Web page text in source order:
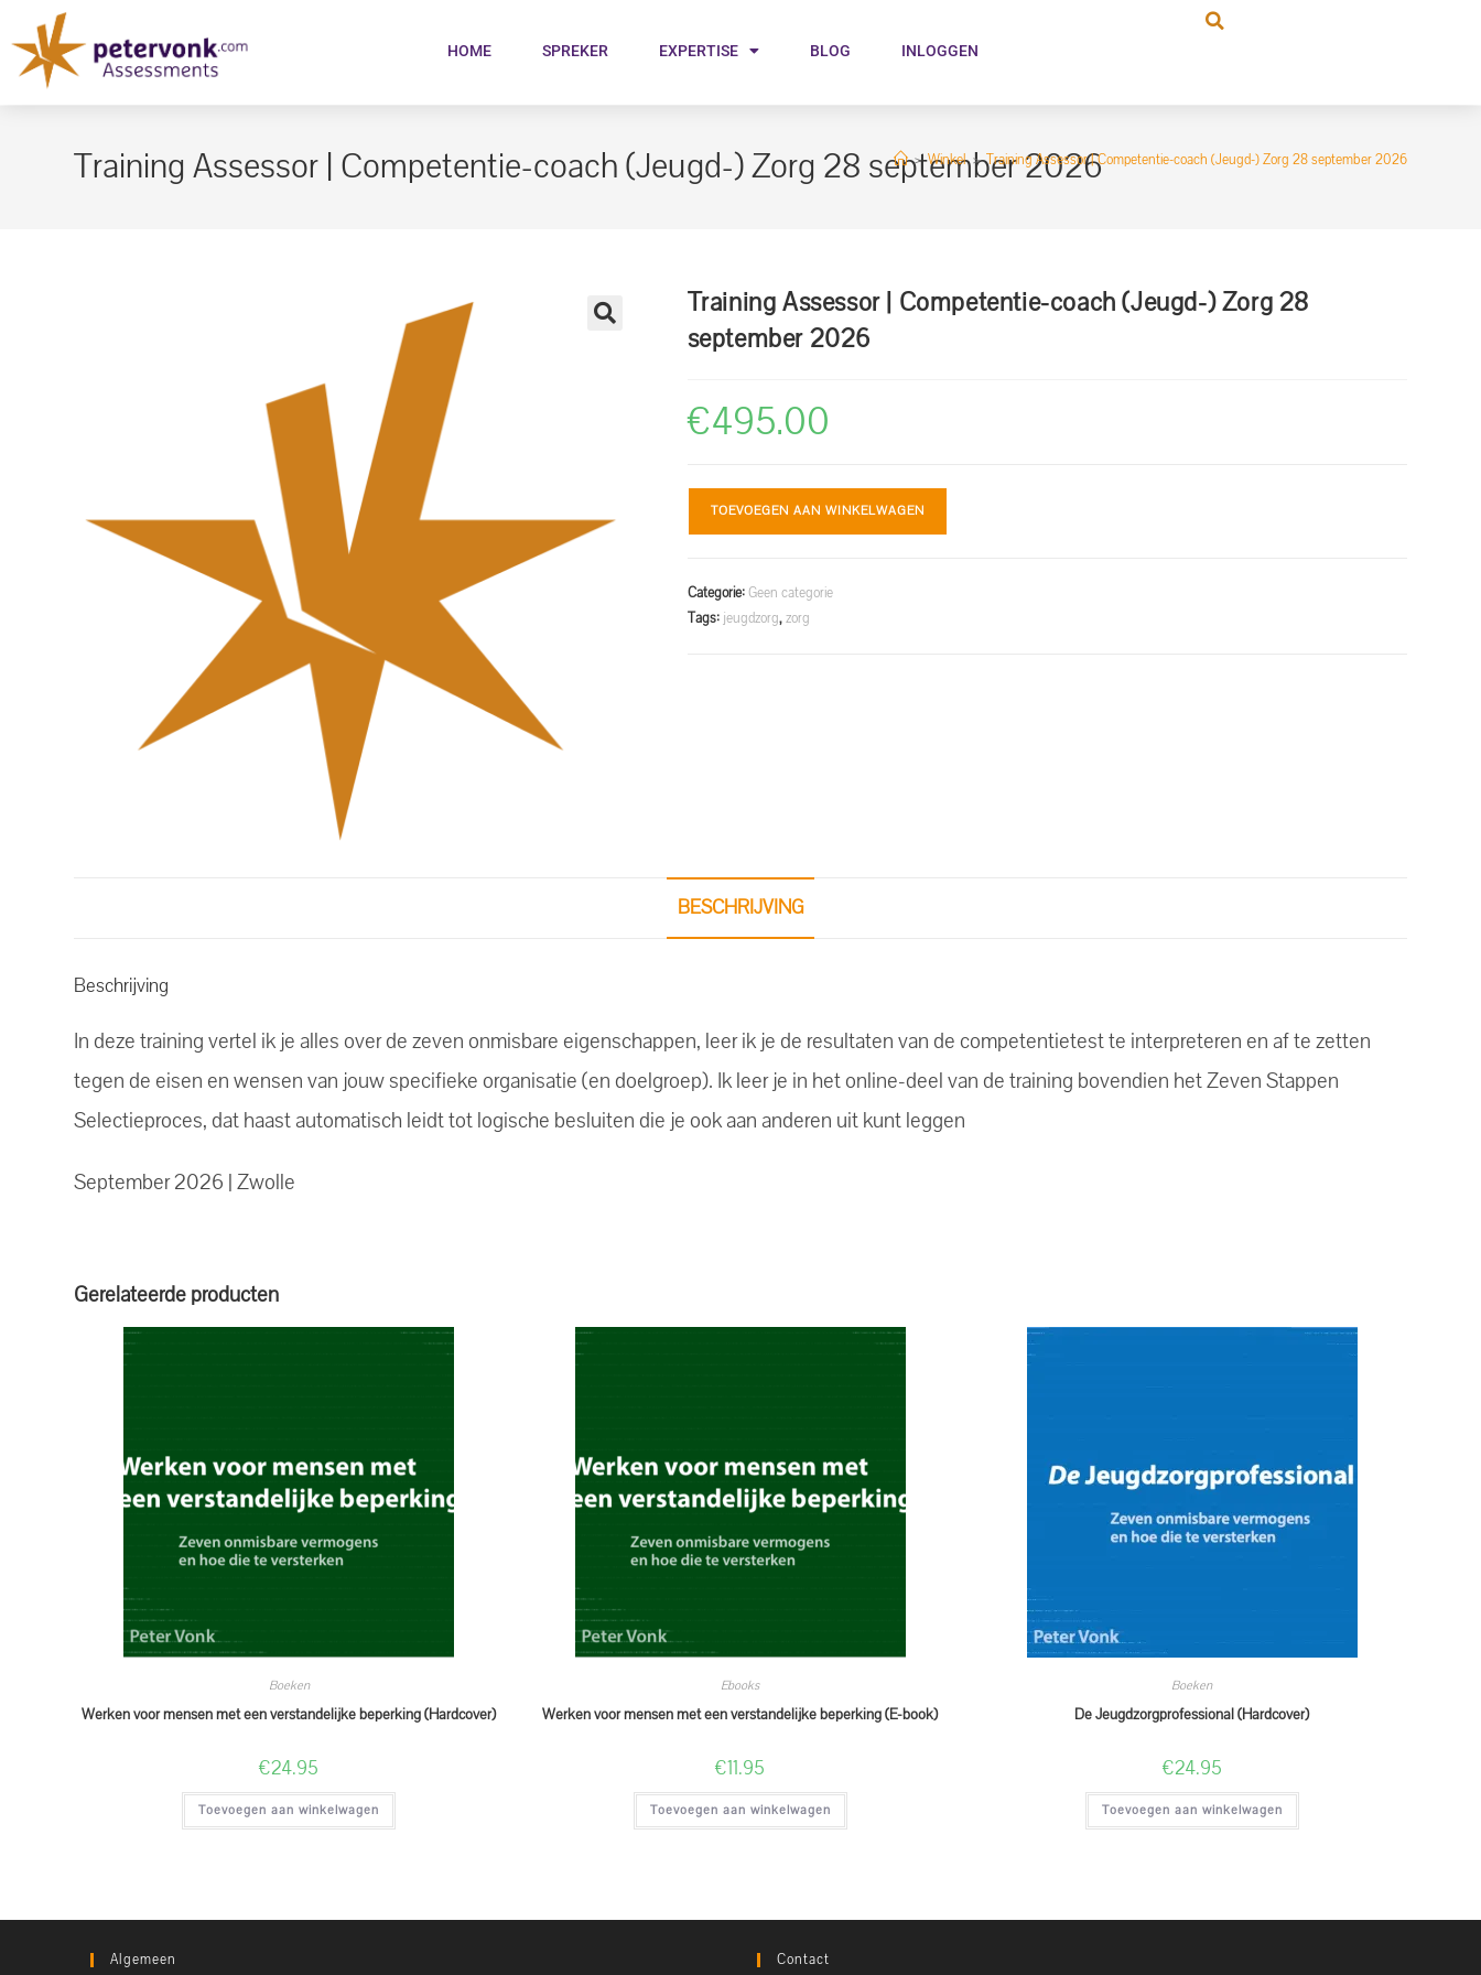
HOME SPREKER EXPERTISE BLOG INLOGGEN
Training Assessor | Competentie-coach (Jeugd-) Zorg 28 september 2026
> Winkel > Training Assessor | Competentie-coach (Jeugd-) Zorg 28 september 2026
Training Assessor | Competentie-coach (Jeugd-) Zorg 28
september 2026
€495.00
TOEVOEGEN AAN WINKELWAGEN
Categorie:Geen categorie
Tags: jeugdzorg,zorg
BESCHRIJVING
Beschrijving
In deze training vertel ik je alles over de zeven onmisbare eigenschappen, leer ik je de resultaten van de competentietest te interpreteren en af te zetten
tegen de eisen en wensen van jouw specifieke organisatie (en doelgroep). Ik leer je in het online-deel van de training bovendien het Zeven Stappen
Selectieproces, dat haast automatisch leidt tot logische besluiten die je ook aan anderen uit kunt leggen
September 2026 | Zwolle
Gerelateerde producten
Boeken
Werken voor mensen met een verstandelijke beperking (Hardcover)
€24.95
Toevoegen aan winkelwagen
Ebooks
Werken voor mensen met een verstandelijke beperking (E-book)
€11.95
Toevoegen aan winkelwagen
Boeken
De Jeugdzorgprofessional (Hardcover)
€24.95
Toevoegen aan winkelwagen
Algemeen Contact